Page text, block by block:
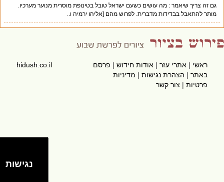
גם זה צריך שיאמר : מה עושים כשעם ישראל טובל בטינופת מוסרית מנוער מערכיו.
מותר להתאבל בבדידות מדברית. לפרוש מהם [אליהו ירמיה ו..
ראשי|אתרי עזר|אודות חידוש|פרסם
באתר|הצהרת נגישות|מדיניות
פרטיות|צור קשר
hidush.co.il
נגישות